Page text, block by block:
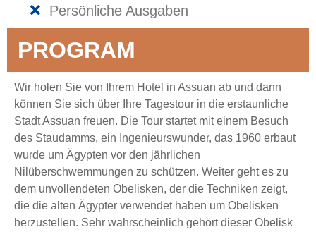
Persönliche Ausgaben
PROGRAM
Wir holen Sie von Ihrem Hotel in Assuan ab und dann
können Sie sich über Ihre Tagestour in die erstaunliche
Stadt Assuan freuen. Die Tour startet mit einem Besuch
des Staudamms, ein Ingenieurswunder, das 1960 erbaut
wurde um Ägypten vor den jährlichen
Nilüberschwemmungen zu schützen. Weiter geht es zu
dem unvollendeten Obelisken, der die Techniken zeigt,
die die alten Ägypter verwendet haben um Obelisken
herzustellen. Sehr wahrscheinlich gehört dieser Obelisk